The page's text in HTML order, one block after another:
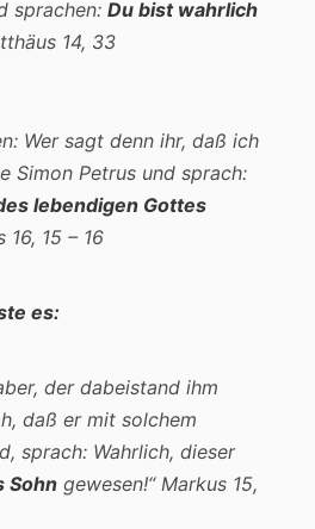
sprachen: Du bist wahrlich
14, 33
Wer sagt denn ihr, daß ich
Simon Petrus und sprach:
lebendigen Gottes
15 – 16
es:
der dabeistand ihm
daß er mit solchem
sprach: Wahrlich, dieser
Sohn gewesen!“ Markus 15,